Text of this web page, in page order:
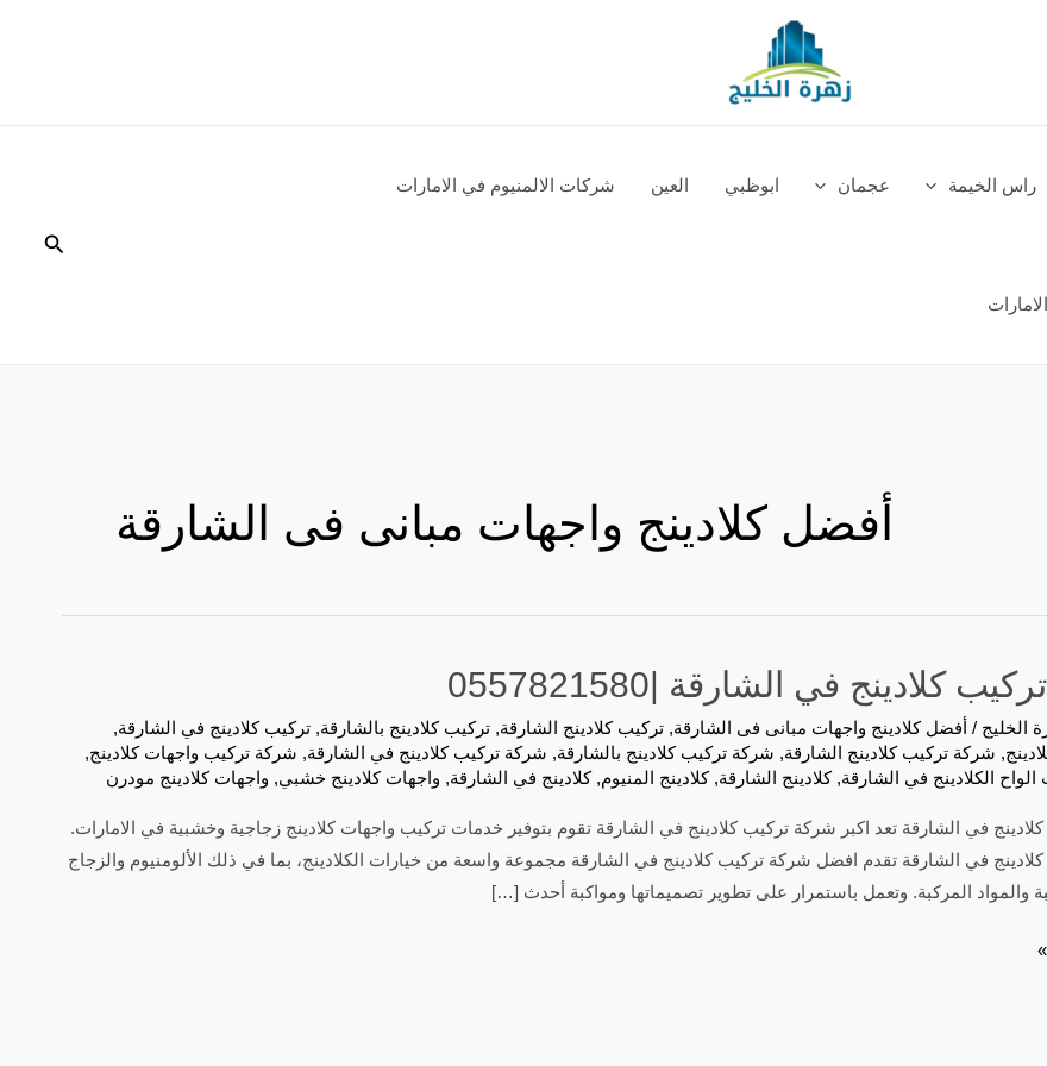
راس الخيمة عجمان ابوظبي العين شركات الالمنيوم في الامارات
البحث
أفضل كلادينج واجهات مبانى فى الشارقة
كلادينج في الشارقة |0557821580
الخليج/ أفضل كلادينج واجهات مبانى فى الشارقة,تركيب كلادينج الشارقة,تركيب كلادينج بالشارقة,تركيب كلادينج في الشارقة,
, شركة تركيب كلادينج الشارقة, شركة تركيب كلادينج بالشارقة, شركة تركيب كلادينج في الشارقة, شركة تركيب واجهات كلادينج‏,
الكلادينج في الشارقة,كلادينج الشارقة,كلادينج المنيوم,كلادينج في الشارقة, واجهات كلادينج خشبي, واجهات كلادينج مودرن
في الشارقة تعد اكبر شركة تركيب كلادينج في الشارقة تقوم بتوفير خدمات تركيب واجهات كلادينج زجاجية وخشبية في الامارات.
في الشارقة تقدم افضل شركة تركيب كلادينج في الشارقة مجموعة واسعة من خيارات الكلادينج، بما في ذلك الألومنيوم والزجاج
والمواد المركبة. وتعمل باستمرار على تطوير تصميماتها ومواكبة أحدث […]